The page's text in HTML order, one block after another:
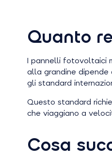
Quanto
I pannelli fotovoltaici
alla grandine
gli standard
Questo standard
che viaggiano a
Cosa